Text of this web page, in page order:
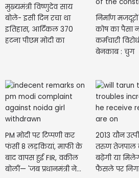
मुख्यमंत्री विष्णुदेव साय
बोले- इसी दिन रचा था
इतिहास, आर्टिकल 370
हटना पीएम मोदी का
निर्माण
कोष का पैसा
कर्मचारी
बेनकाब : चुग
PM मोदी पर टिप्पणी कर
फंसीं 8 लड़कियां, माफी के
बाद वापस हुई FIR, वकील
बोलीं— 'जब प्रधानमंत्री ने...
2013 यौन
तरुण तेजपाल
बढ़ेंगी या
फैसले पर